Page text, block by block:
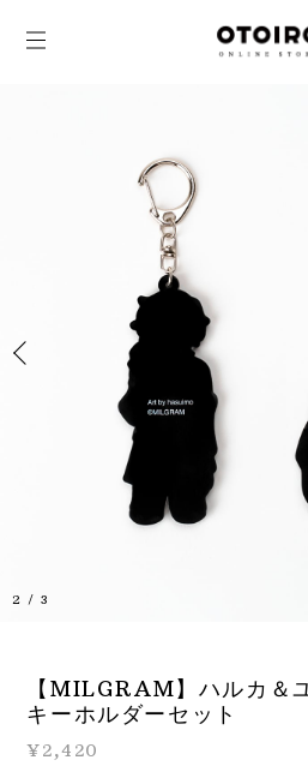
2 /3
【MILGRAM】ハルカ＆
キーホルダーセット
¥2,420